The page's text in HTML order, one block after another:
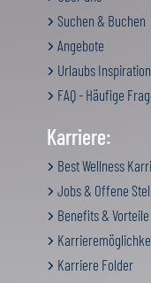
Suchen & Buchen
Angebote
Urlaubs Inspiration
FAQ - Häufige
Karriere:
Best Wellness
Jobs & Offene
Benefits & Vorteile
Karriere Folder